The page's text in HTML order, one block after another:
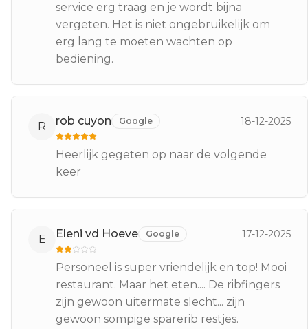
service erg traag en je wordt bijna
vergeten. Het is niet ongebruikelijk om
erg lang te moeten wachten op
bediening.
R rob cuyon Google 18-12-2025
Heerlijk gegeten op naar de volgende
keer
E Eleni vd Hoeve Google 17-12-2025
Personeel is super vriendelijk en top! Mooi
restaurant. Maar het eten.... De ribfingers
zijn gewoon uitermate slecht... zijn
gewoon sompige sparerib restjes.